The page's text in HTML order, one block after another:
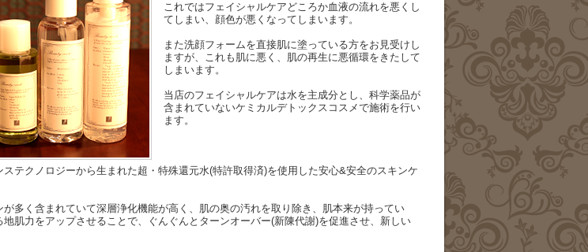
これではフェイシャルケアどころか血液の流れを悪くし
てしまい、顔色が悪くなってしまいます。
また洗顔フォームを直接肌に塗っている方をお見受けし
ますが、これも肌に悪く、肌の再生に悪循環をきたして
しまいます。
当店のフェイシャルケアは水を主成分とし、科学薬品が
含まれていないケミカルデトックスコスメで施術を行い
ます。
テクノロジーから生まれた超・特殊還元水(特許取得済)を使用した安心&安全のスキンケ
多く含まれていて深層浄化機能が高く、肌の奥の汚れを取り除き、肌本来が持ってい
肌力をアップさせることで、ぐんぐんとターンオーバー(新陳代謝)を促進させ、新しい